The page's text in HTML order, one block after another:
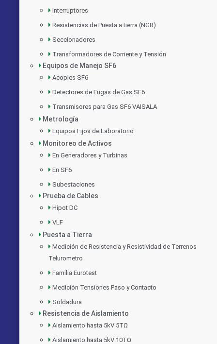
Interruptores
Resistencias de Puesta a tierra (NGR)
Seccionadores
Transformadores de Corriente y Tensión
Equipos de Manejo SF6
Acoples SF6
Detectores de Fugas de Gas SF6
Transmisores para Gas SF6 VAISALA
Metrología
Equipos Fijos de Laboratorio
Monitoreo de Activos
En Generadores y Turbinas
En SF6
Subestaciones
Prueba de Cables
Hipot DC
VLF
Puesta a Tierra
Medición de Resistencia y Resistividad de Terrenos
Telurometro
Familia Eurotest
Medición Tensiones Paso y Contacto
Soldadura
Resistencia de Aislamiento
Aislamiento hasta 5kV 5TΩ
Aislamiento hasta 5kV 10TΩ